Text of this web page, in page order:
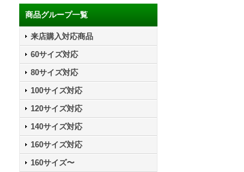
商品グループ一覧
来店購入対応商品
60サイズ対応
80サイズ対応
100サイズ対応
120サイズ対応
140サイズ対応
160サイズ対応
160サイズ〜